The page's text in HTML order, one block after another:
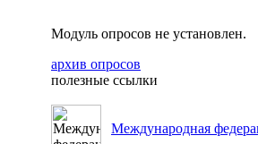
Модуль опросов не установлен.
архив опросов
полезные ссылки
Международная